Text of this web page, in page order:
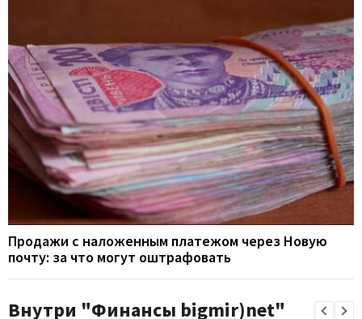
Продажи с наложенным платежом через Новую
почту: за что могут оштрафовать
Внутри "Финансы bigmir)net"